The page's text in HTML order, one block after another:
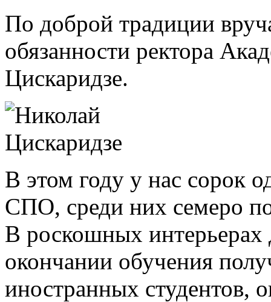
По доброй традиции
обязанности ректора
Цискаридзе.
В этом году у нас сорок
СПО, среди них семеро
В роскошных интерьерах
окончании обучения
иностранных студентов,